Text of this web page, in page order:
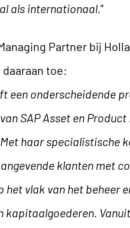
als internationaal.”
Partner bij
toe:
een onderscheidende
SAP Asset en
haar specialistische
klanten met
het vlak van het beheer
kapitaalgoederen.